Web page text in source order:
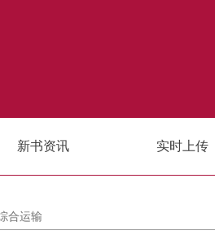
新书资讯 实时上传
合运输